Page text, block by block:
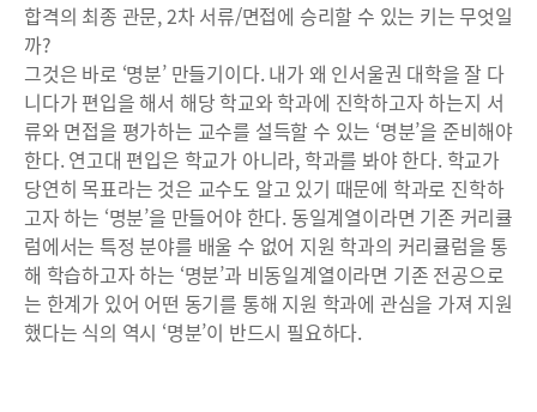
합격의 최종 관문, 2차 서류/면접에 승리할 수 있는 키는 무엇일
까?
그것은 바로 ‘명분’ 만들기이다. 내가 왜 인서울권 대학을 잘 다
니다가 편입을 해서 해당 학교와 학과에 진학하고자 하는지 서
류와 면접을 평가하는 교수를 설득할 수 있는 ‘명분’을 준비해야
한다. 연고대 편입은 학교가 아니라, 학과를 봐야 한다. 학교가
당연히 목표라는 것은 교수도 알고 있기 때문에 학과로 진학하
고자 하는 ‘명분’을 만들어야 한다. 동일계열이라면 기존 커리큘
럼에서는 특정 분야를 배울 수 없어 지원 학과의 커리큘럼을 통
해 학습하고자 하는 ‘명분’과 비동일계열이라면 기존 전공으로
는 한계가 있어 어떤 동기를 통해 지원 학과에 관심을 가져 지원
했다는 식의 역시 ‘명분’이 반드시 필요하다.